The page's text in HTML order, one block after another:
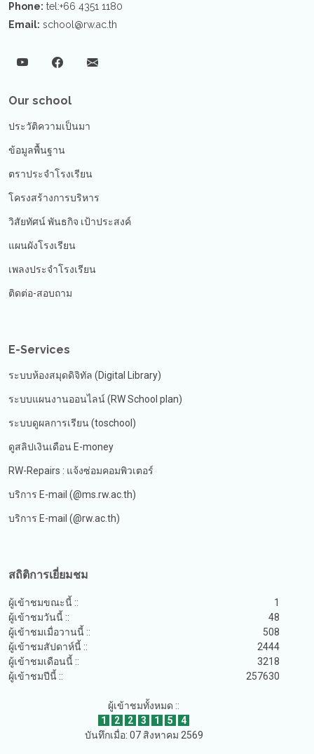
Phone: tel:+66 4351 1180
Email: school@rw.ac.th
Our school
ประวัติความเป็นมา
ข้อมูลพื้นฐาน
ตราประจำโรงเรียน
โครงสร้างการบริหาร
วิสัยทัศน์ พันธกิจ เป้าประสงค์
แผนผังโรงเรียน
เพลงประจำโรงเรียน
ติดต่อ-สอบถาม
E-Services
ระบบห้องสมุดดิจิทัล (Digital Library)
ระบบแผนงานออนไลน์ (RW School plan)
ระบบดูผลการเรียน (toschool)
ดูสลิปเงินเดือน E-money
RW-Repairs : แจ้งซ่อมคอมพิวเตอร์
บริการ E-mail (@ms.rw.ac.th)
บริการ E-mail (@rw.ac.th)
สถิติการเยี่ยมชม
ผู้เข้าชมขณะนี้ ::
1
ผู้เข้าชมวันนี้ ::
48
ผู้เข้าชมเมื่อวานนี้ ::
508
ผู้เข้าชมสัปดาห์นี้ ::
2444
ผู้เข้าชมเดือนนี้ ::
3218
ผู้เข้าชมปีนี้ ::
257630
ผู้เข้าชมทั้งหมด ::
1
2 2 3 1 5
4
บันทึกเมื่อ: 07 สิงหาคม 2569